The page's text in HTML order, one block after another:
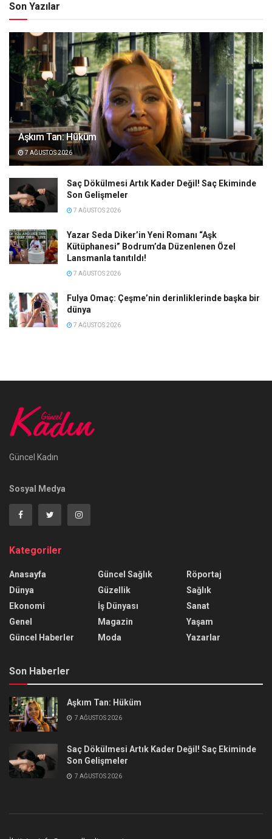
Son Yazılar
Aşkım Tan: Hüküm
7 AĞUSTOS 2026
Saç Dökülmesi Artık Kader Değil! Saç Ekiminde
Son Gelişmeler
7 AĞUSTOS 2026
Yazar Seda Diker’in Yeni Romanı “Aşk
Kütüphanesi” Bodrum’da Düzenlenen Özel
Lansmanla tanıtıldı!
7 AĞUSTOS 2026
Fulya Omaç: Çeşme’nin derinliklerinde başka bir
dünya
7 AĞUSTOS 2026
Güncel Kadın
Sosyal Medya
Kategoriler
Anasayfa
Dünya
Ekonomi
Genel
Güncel Haberler
Güncel Sağlık
Güzellik
İş Dünyası
Magazin
Moda
Röportaj
Sağlık
Sanat
Yaşam
Yazarlar
Son Haberler
Aşkım Tan: Hüküm
7 AĞUSTOS 2026
Saç Dökülmesi Artık Kader Değil! Saç Ekiminde
Son Gelişmeler
7 AĞUSTOS 2026